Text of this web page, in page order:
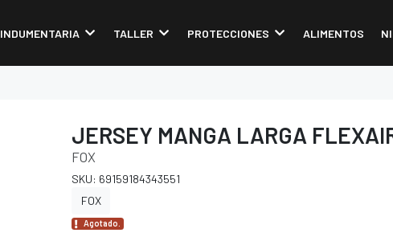
INDUMENTARIA TALLER PROTECCIONES ALIMENTOS
JERSEY MANGA LARGA
FOX
SKU: 69159184343551
FOX
Agotado.